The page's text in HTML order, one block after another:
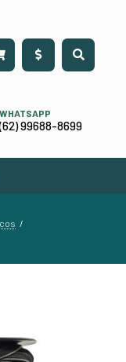
WHATSAPP
99688-8699
/